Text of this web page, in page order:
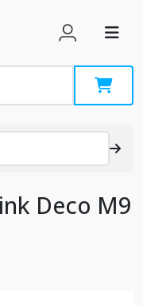
Deco M9